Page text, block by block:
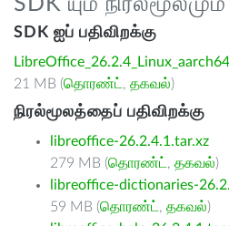
SDK ஐப் பதிவிறக்கு
21 MB (தொரண்ட் , தகவல்)
நிரல்மூலத்தைப் பதிவிறக்கு
libreoffice-26.2.4.1.tar.xz
279 MB (தொரண்ட் , தகவல்)
libreoffice-dictionaries-
59 MB (தொரண்ட் , தகவல்)